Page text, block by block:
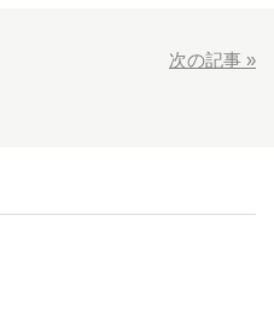
次の記事 »